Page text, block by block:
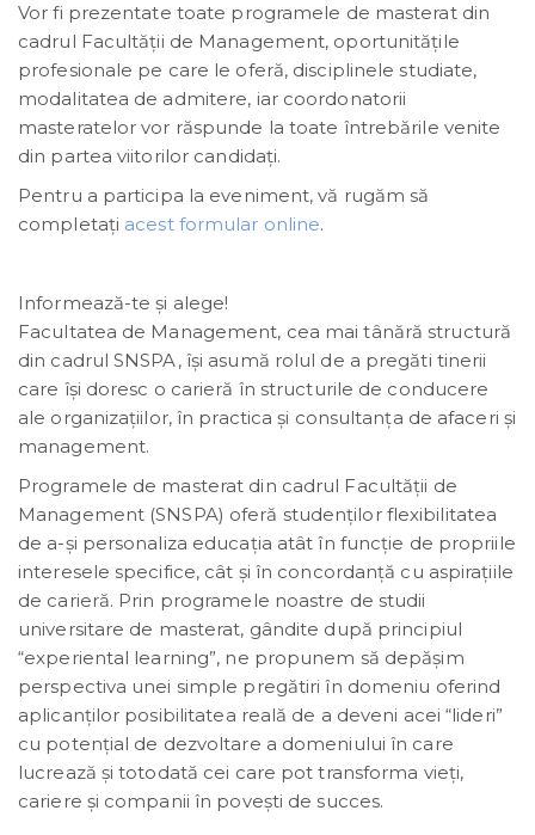
Vor fi prezentate toate programele de masterat din
cadrul Facultății de Management, oportunităţile
profesionale pe care le oferă, disciplinele studiate,
modalitatea de admitere, iar coordonatorii
masteratelor vor răspunde la toate întrebările venite
din partea viitorilor candidaţi.
Pentru a participa la eveniment, vă rugăm să
completați acest formular online.
Informează-te și alege!
Facultatea de Management, cea mai tânără structură
din cadrul SNSPA, îşi asumă rolul de a pregăti tinerii
care îşi doresc o carieră în structurile de conducere
ale organizaţiilor, în practica și consultanța de afaceri și
management.
Programele de masterat din cadrul Facultății de
Management (SNSPA) oferă studenţilor flexibilitatea
de a-şi personaliza educația atât în funcție de propriile
interesele specifice, cât și în concordanță cu aspirațiile
de carieră. Prin programele noastre de studii
universitare de masterat, gândite după principiul
“experiental learning”, ne propunem să depășim
perspectiva unei simple pregătiri în domeniu oferind
aplicanților posibilitatea reală de a deveni acei “lideri”
cu potențial de dezvoltare a domeniului în care
lucrează și totodată cei care pot transforma vieți,
cariere și companii în povești de succes.